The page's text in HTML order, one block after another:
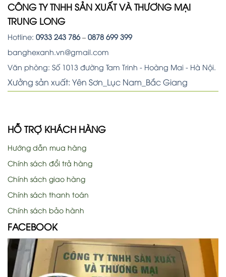
CÔNG TY TNHH SẢN XUẤT VÀ THƯƠNG MẠI
TRUNG LONG
Hotline: 0933 243 786– 0878 699 399
banghexanh.vn@gmail.com
Văn phòng: Số 1013 đường Tam Trinh - Hoàng Mai - Hà Nội.
Xưởng sản xuất: Yên Sơn_Lục Nam_Bắc Giang
HỖ TRỢ KHÁCH HÀNG
Hướng dẫn mua hàng
Chính sách đổi trả hàng
Chính sách giao hàng
Chính sách thanh toán
Chính sách bảo hành
FACEBOOK